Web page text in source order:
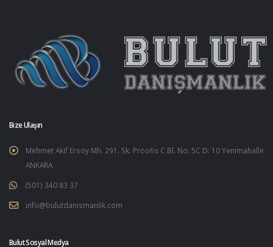
Bize Ulaşın
Mehmet Akif Ersoy Mh. 291. Sk. Proofis C Bl. No: 5C D: 10 Yenimahalle
ANKARA
(501) 340 83 37
info@bulutdanismanlik.com
Bulut Sosyal Medya